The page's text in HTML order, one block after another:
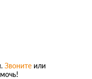
Звоните или